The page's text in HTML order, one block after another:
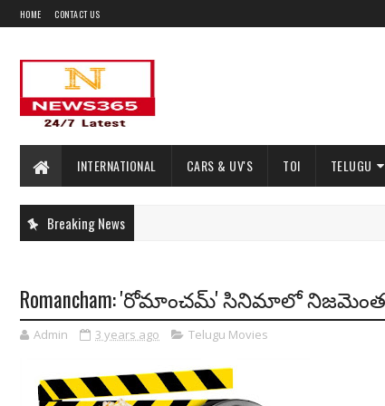
HOME CONTACT US
INTERNATIONAL CARS & UV'S TOI TELUGU
Breaking News
Romancham: 'రోమాంచమ్' సినిమాలో
Admin 3 years ago Telugu Movies